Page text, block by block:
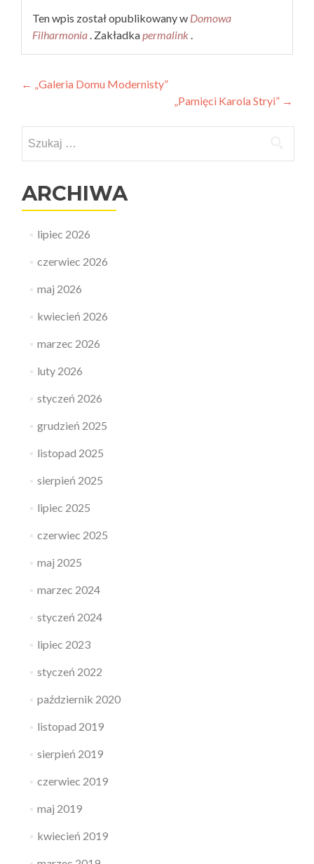
Ten wpis został opublikowany w Domowa
Filharmonia . Zakładka permalink
Nawigacja
←
„Galeria Domu Modernisty”
„Pamięci Karola Stryi” →
ARCHIWA
lipiec 2026
czerwiec 2026
maj 2026
kwiecień 2026
marzec 2026
luty 2026
styczeń 2026
grudzień 2025
listopad 2025
sierpień 2025
lipiec 2025
czerwiec 2025
maj 2025
marzec 2024
styczeń 2024
lipiec 2023
styczeń 2022
październik 2020
listopad 2019
sierpień 2019
czerwiec 2019
maj 2019
kwiecień 2019